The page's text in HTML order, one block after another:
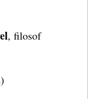
, filosof